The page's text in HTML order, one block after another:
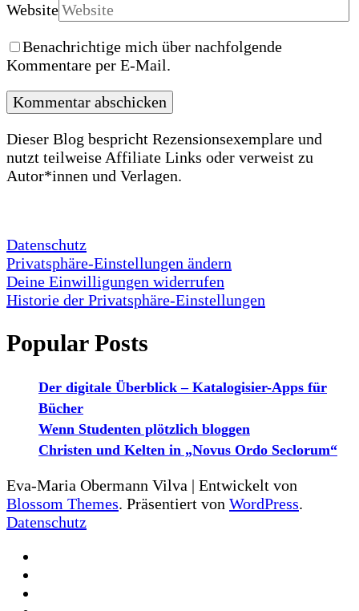
Website
Benachrichtige mich über nachfolgende
Kommentare per E-Mail.
Dieser Blog bespricht Rezensionsexemplare und
nutzt teilweise Affiliate Links oder verweist zu
Autor*innen und Verlagen.
Datenschutz
Privatsphäre-Einstellungen ändern
Deine Einwilligungen widerrufen
Historie der Privatsphäre-Einstellungen
Popular Posts
Der digitale Überblick – Katalogisier-Apps für
Bücher
Wenn Studenten plötzlich bloggen
Christen und Kelten in „Novus Ordo Seclorum“
Eva-Maria Obermann Vilva | Entwickelt von
Blossom Themes. Präsentiert von WordPress.
Datenschutz